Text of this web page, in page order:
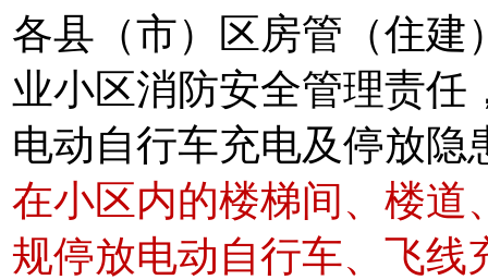
各县（市）区房管（住建
业小区消防安全管理责任
电动自行车充电及停放隐
在小区内的楼梯间、楼道
规停放电动自行车、飞线